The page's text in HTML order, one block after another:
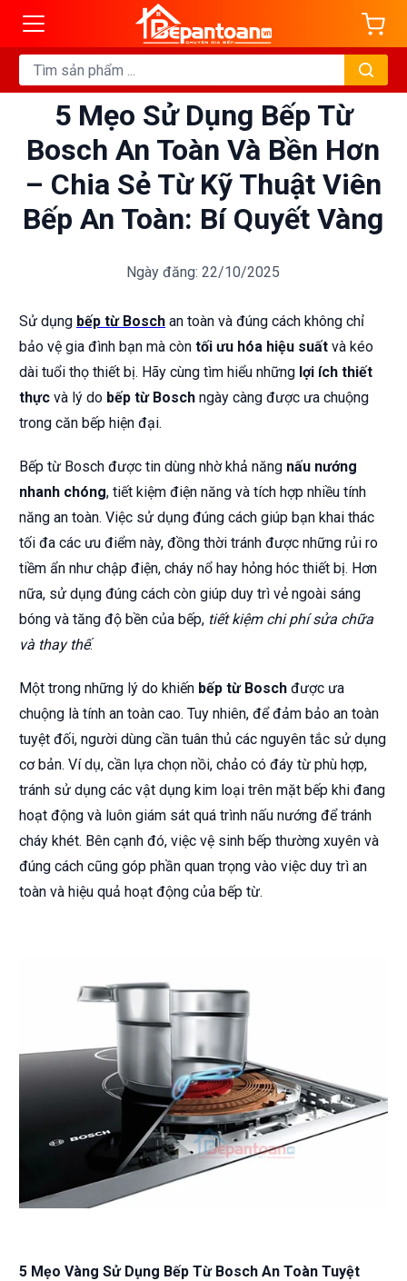
5 Mẹo Sử Dụng Bếp Từ
Bosch An Toàn Và Bền Hơn
– Chia Sẻ Từ Kỹ Thuật Viên
Bếp An Toàn: Bí Quyết Vàng
Ngày đăng: 22/10/2025
Sử dụng bếp từ Bosch an toàn và đúng cách không chỉ
bảo vệ gia đình bạn mà còn tối ưu hóa hiệu suất và kéo
dài tuổi thọ thiết bị. Hãy cùng tìm hiểu những lợi ích thiết
thực và lý do bếp từ Bosch ngày càng được ưa chuộng
trong căn bếp hiện đại.
Bếp từ Bosch được tin dùng nhờ khả năng nấu nướng
nhanh chóng, tiết kiệm điện năng và tích hợp nhiều tính
năng an toàn. Việc sử dụng đúng cách giúp bạn khai thác
tối đa các ưu điểm này, đồng thời tránh được những rủi ro
tiềm ẩn như chập điện, cháy nổ hay hỏng hóc thiết bị. Hơn
nữa, sử dụng đúng cách còn giúp duy trì vẻ ngoài sáng
bóng và tăng độ bền của bếp, tiết kiệm chi phí sửa chữa
và thay thế.
Một trong những lý do khiến bếp từ Bosch được ưa
chuộng là tính an toàn cao. Tuy nhiên, để đảm bảo an toàn
tuyệt đối, người dùng cần tuân thủ các nguyên tắc sử dụng
cơ bản. Ví dụ, cần lựa chọn nồi, chảo có đáy từ phù hợp,
tránh sử dụng các vật dụng kim loại trên mặt bếp khi đang
hoạt động và luôn giám sát quá trình nấu nướng để tránh
cháy khét. Bên cạnh đó, việc vệ sinh bếp thường xuyên và
đúng cách cũng góp phần quan trọng vào việc duy trì an
toàn và hiệu quả hoạt động của bếp từ.
5 Mẹo Vàng Sử Dụng Bếp Từ Bosch An Toàn Tuyệt